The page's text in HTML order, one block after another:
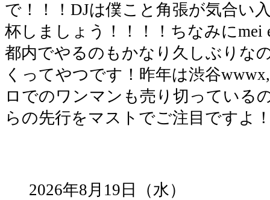
で！！！DJは僕こと角張が気合い
杯しましょう！！！！ちなみにmei
都内でやるのもかなり久しぶりな
くってやつです！昨年は渋谷
ロでのワンマンも売り切っている
らの先行をマストでご注目ですよ
2026年8月19日（水）